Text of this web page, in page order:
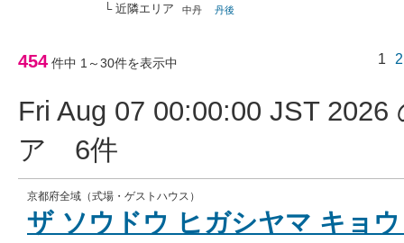
└ 近隣エリア 中丹 丹後
454 件中 1～30件を表示中 1 2
Fri Aug 07 00:00:00 JST
ア 6件
京都府全域（式場・ゲストハウス）
ザ ソウドウ ヒガシヤマ キョ